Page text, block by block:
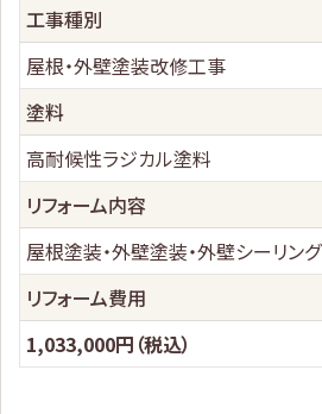
工事種別
屋根・外壁塗装改修工事
塗料
高耐候性ラジカル塗料
リフォーム内容
屋根塗装・外壁塗装・外壁シーリング
リフォーム費用
1,033,000円（税込）